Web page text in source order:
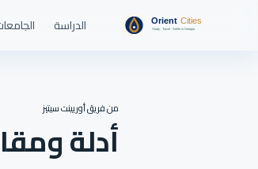
الدراسة
من فريق أوريينت سيتيز
أدلة